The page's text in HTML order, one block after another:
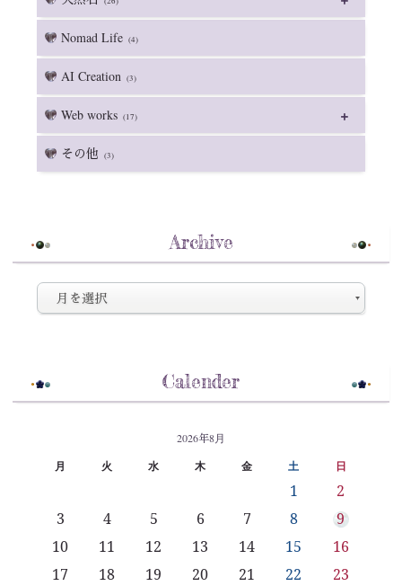
Nomad Life (4)
AI Creation (3)
Web works (17)
その他 (3)
Archive
Calender
2026年8月
月 火 水 木 金 土 日
1
2
3
4 5 6 7 8
9
10
11 12 13 14 15
16
17
18 19 20 21 22
23